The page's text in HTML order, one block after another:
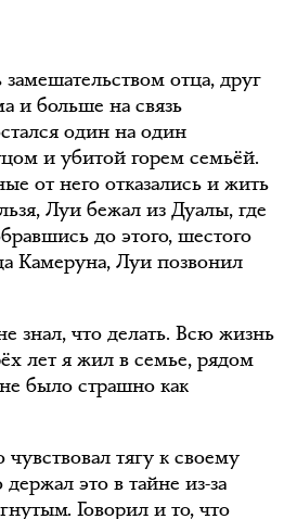
отца, друг
и больше на связь
один на один
и убитой горем семьёй.
от него отказались и жить
Луи бежал из Дуалы, где
до этого, шестого
Камеруна, Луи позвонил
знал, что делать. Всю жизнь
лет я жил в семье, рядом
было страшно как
тягу к своему
держал это в тайне из-за
Говорил и то, что